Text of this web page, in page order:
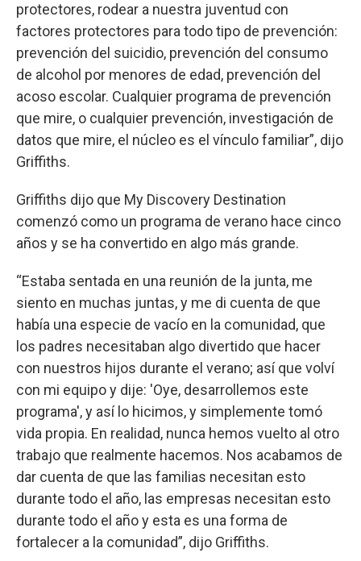
protectores, rodear a nuestra juventud con
factores protectores para todo tipo de prevención:
prevención del suicidio, prevención del consumo
de alcohol por menores de edad, prevención del
acoso escolar. Cualquier programa de prevención
que mire, o cualquier prevención, investigación de
datos que mire, el núcleo es el vínculo familiar”, dijo
Griffiths.
Griffiths dijo que My Discovery Destination
comenzó como un programa de verano hace cinco
años y se ha convertido en algo más grande.
“Estaba sentada en una reunión de la junta, me
siento en muchas juntas, y me di cuenta de que
había una especie de vacío en la comunidad, que
los padres necesitaban algo divertido que hacer
con nuestros hijos durante el verano; así que volví
con mi equipo y dije: 'Oye, desarrollemos este
programa', y así lo hicimos, y simplemente tomó
vida propia. En realidad, nunca hemos vuelto al otro
trabajo que realmente hacemos. Nos acabamos de
dar cuenta de que las familias necesitan esto
durante todo el año, las empresas necesitan esto
durante todo el año y esta es una forma de
fortalecer a la comunidad”, dijo Griffiths.